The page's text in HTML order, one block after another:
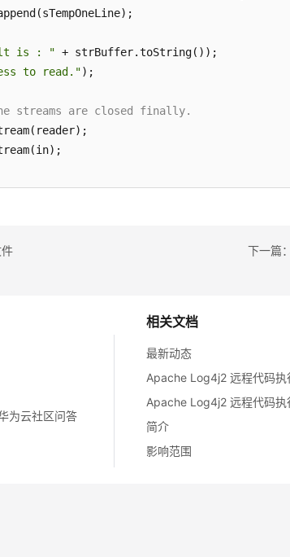
is : " + strBuffer.toString());
to read.");
streams are closed finally.
下一篇
相关文档
最新动态
简介
影响范围
为云社区问答